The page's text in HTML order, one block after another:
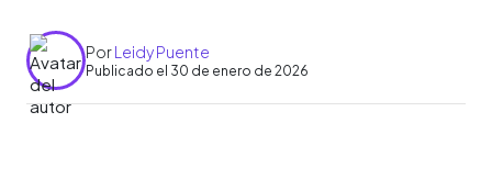
PorLeidy Puente
Publicado el 30 de enero de 2026